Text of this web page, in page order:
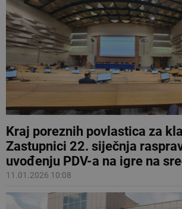
Kraj poreznih povlastica za
Zastupnici 22. siječnja
uvođenju PDV-a na igre na
11.01.2026 10:08